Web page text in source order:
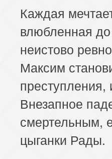
Каждая
влюбленная
неистово
Максим
преступления,
Внезапное
смертельным,
цыганки Рады.